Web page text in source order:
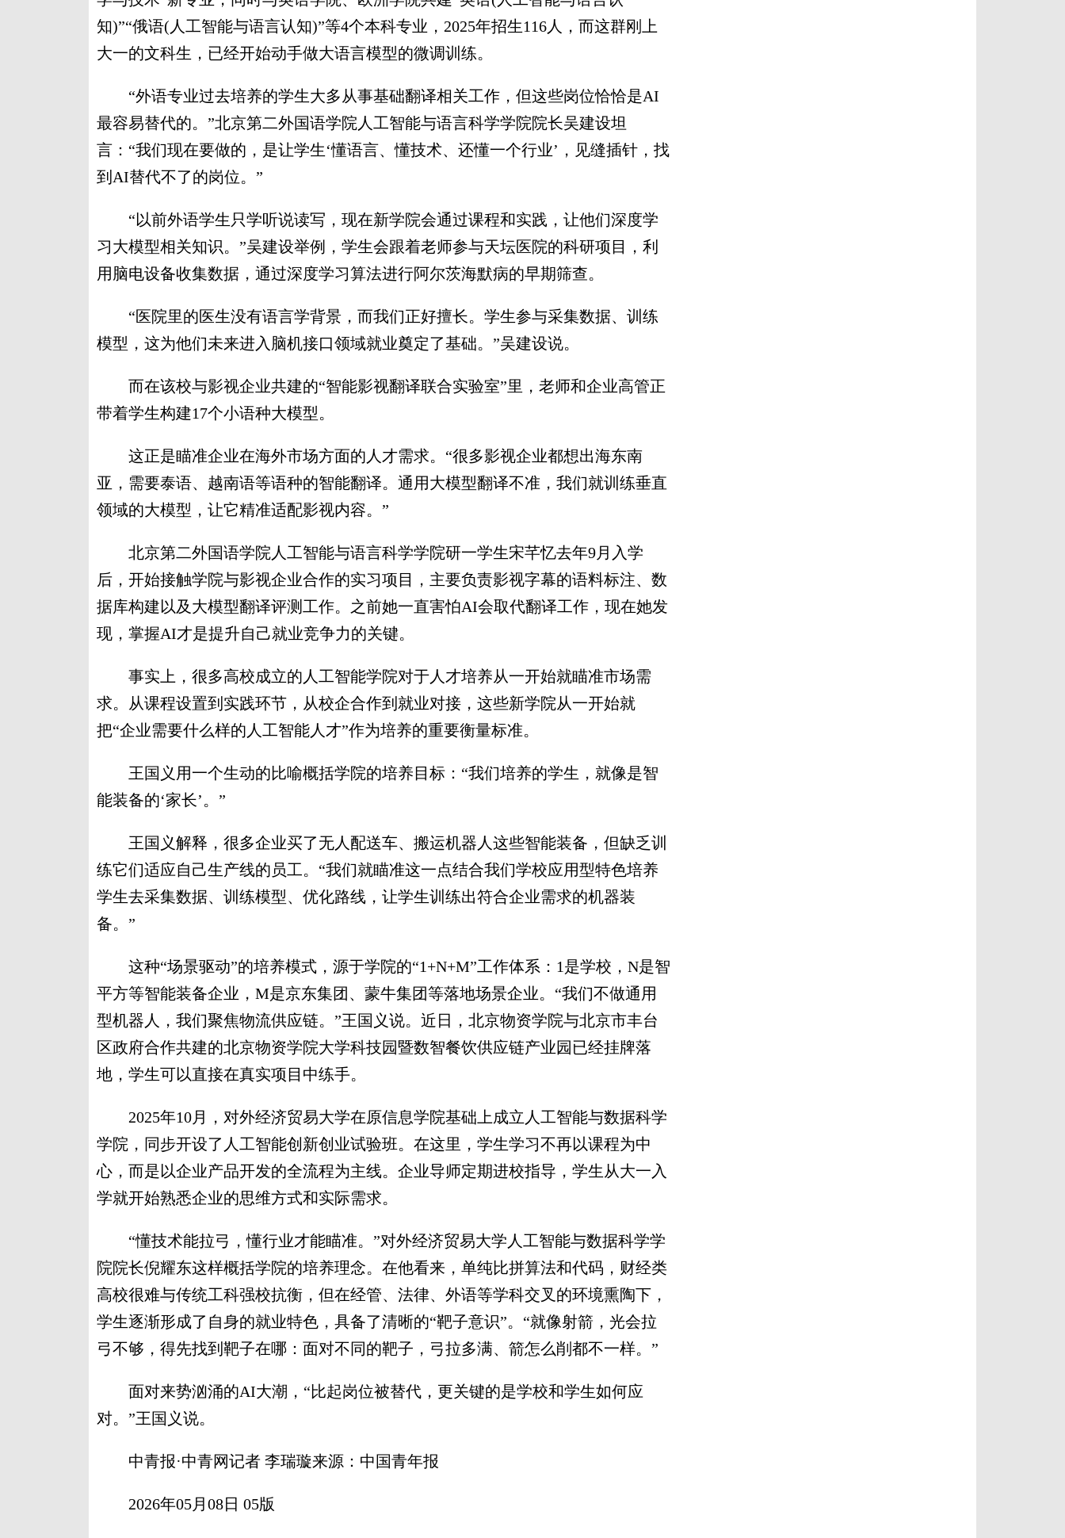
知)”“俄语(人工智能与语言认知)”等4个本科专业，2025年招生116人，而这群刚上
大一的文科生，已经开始动手做大语言模型的微调训练。
“外语专业过去培养的学生大多从事基础翻译相关工作，但这些岗位恰恰是AI
最容易替代的。”北京第二外国语学院人工智能与语言科学学院院长吴建设坦
言：“我们现在要做的，是让学生‘懂语言、懂技术、还懂一个行业’，见缝插针，找
到AI替代不了的岗位。”
“以前外语学生只学听说读写，现在新学院会通过课程和实践，让他们深度学
习大模型相关知识。”吴建设举例，学生会跟着老师参与天坛医院的科研项目，利
用脑电设备收集数据，通过深度学习算法进行阿尔茨海默病的早期筛查。
“医院里的医生没有语言学背景，而我们正好擅长。学生参与采集数据、训练
模型，这为他们未来进入脑机接口领域就业奠定了基础。”吴建设说。
而在该校与影视企业共建的“智能影视翻译联合实验室”里，老师和企业高管正
带着学生构建17个小语种大模型。
这正是瞄准企业在海外市场方面的人才需求。“很多影视企业都想出海东南
亚，需要泰语、越南语等语种的智能翻译。通用大模型翻译不准，我们就训练垂直
领域的大模型，让它精准适配影视内容。”
北京第二外国语学院人工智能与语言科学学院研一学生宋芊忆去年9月入学
后，开始接触学院与影视企业合作的实习项目，主要负责影视字幕的语料标注、数
据库构建以及大模型翻译评测工作。之前她一直害怕AI会取代翻译工作，现在她发
现，掌握AI才是提升自己就业竞争力的关键。
事实上，很多高校成立的人工智能学院对于人才培养从一开始就瞄准市场需
求。从课程设置到实践环节，从校企合作到就业对接，这些新学院从一开始就
把“企业需要什么样的人工智能人才”作为培养的重要衡量标准。
王国义用一个生动的比喻概括学院的培养目标：“我们培养的学生，就像是智
能装备的‘家长’。”
王国义解释，很多企业买了无人配送车、搬运机器人这些智能装备，但缺乏训
练它们适应自己生产线的员工。“我们就瞄准这一点结合我们学校应用型特色培养
学生去采集数据、训练模型、优化路线，让学生训练出符合企业需求的机器装
备。”
这种“场景驱动”的培养模式，源于学院的“1+N+M”工作体系：1是学校，N是智
平方等智能装备企业，M是京东集团、蒙牛集团等落地场景企业。“我们不做通用
型机器人，我们聚焦物流供应链。”王国义说。近日，北京物资学院与北京市丰台
区政府合作共建的北京物资学院大学科技园暨数智餐饮供应链产业园已经挂牌落
地，学生可以直接在真实项目中练手。
2025年10月，对外经济贸易大学在原信息学院基础上成立人工智能与数据科学
学院，同步开设了人工智能创新创业试验班。在这里，学生学习不再以课程为中
心，而是以企业产品开发的全流程为主线。企业导师定期进校指导，学生从大一入
学就开始熟悉企业的思维方式和实际需求。
“懂技术能拉弓，懂行业才能瞄准。”对外经济贸易大学人工智能与数据科学学
院院长倪耀东这样概括学院的培养理念。在他看来，单纯比拼算法和代码，财经类
高校很难与传统工科强校抗衡，但在经管、法律、外语等学科交叉的环境熏陶下，
学生逐渐形成了自身的就业特色，具备了清晰的“靶子意识”。“就像射箭，光会拉
弓不够，得先找到靶子在哪：面对不同的靶子，弓拉多满、箭怎么削都不一样。”
面对来势汹涌的AI大潮，“比起岗位被替代，更关键的是学校和学生如何应
对。”王国义说。
中青报·中青网记者 李瑞璇来源：中国青年报
2026年05月08日 05版